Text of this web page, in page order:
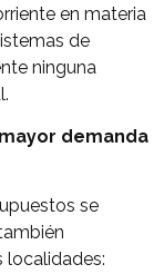
en materia
de
ninguna
demanda
se
localidades: